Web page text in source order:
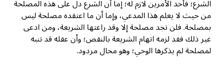
الشرع؛ فأحد الأمرين لازم له؛ إما أن الشرع دل على هذه المصلحة
من حيث لا يعلم هذا المدعي، وإما أن ما اعتقده مصلحة ليس
بمصلحة. فلن تجد مصلحة إلا وقد راعتها الشريعة، ومن ادعى
غير ذلك فقد لزمه اتهام الشريعة بالنقص؛ وأن عقله قد تنبه
لمصلحة لم يذكرها الوحي؛ وهو محال مردود.